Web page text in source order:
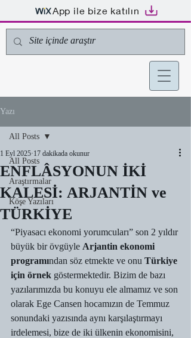
App ile bize katılın
Yazı
All Posts
Araştırmalar
Köşe Yazıları
All Posts
ENFLÂSYONUN İKİ
KALESİ: ARJANTİN ve
TÜRKİYE
1 Eyl 2025 17 dakikada okunur
“Piyasacı ekonomi yorumcuları” son 2 yıldır
büyük bir övgüyle Arjantin ekonomi
programından söz etmekte ve onu Türkiye
için örnek göstermektedir. Bizim de bazı
yazılarımızda bu konuyu ele almamız ve son
olarak Ege Cansen hocamızın de Temmuz
sonundaki yazısında aynı karşılaştırmayı
irdelemesi, bize de iki ülkenin ekonomisini,